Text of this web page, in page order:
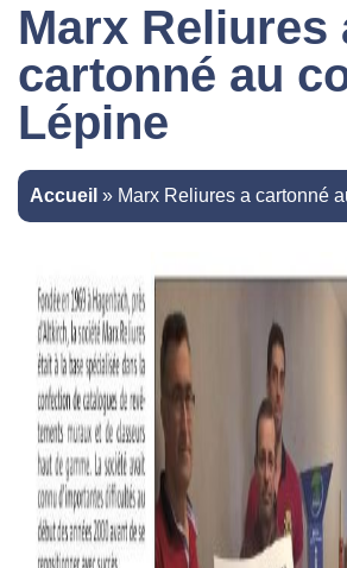
Marx Reliures
cartonné au
Lépine
Accueil » Marx Reliures a cartonné